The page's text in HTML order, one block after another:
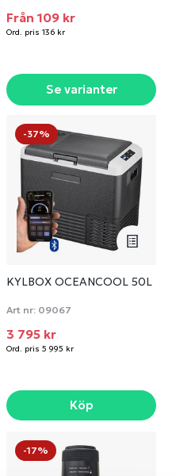
Från 109 kr
Ord. pris 136 kr
Se varianter
-37%
KYLBOX OCEANCOOL 50L
Art nr: 09067
3 795 kr
Ord. pris 5 995 kr
Köp
-17%